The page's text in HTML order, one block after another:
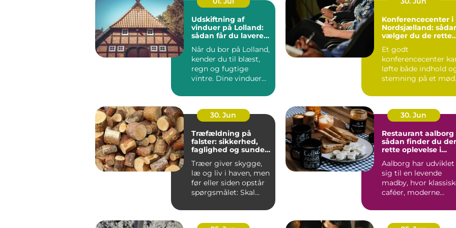
Udskiftning af
vinduer på Lolland:
sådan får du lavere
Når du bor på Lolland,
kender du til blæst,
regn og fugtige
vintre. Dine vinduer
Konferencecenter i
Nordsjælland:
vælger du de rette
Et godt
konferencecenter
løfte både indhold
stemning på et
30. Jun
Træfældning på
falster: sikkerhed,
faglighed og sunde
Træer giver skygge,
læ og liv i haven, men
før eller siden opstår
spørgsmålet: Skal
30. Jun
Restaurant aalborg
sådan finder du
rette oplevelse i
Aalborg har udviklet
sig til en levende
madby, hvor
caféer, moderne
specialise...